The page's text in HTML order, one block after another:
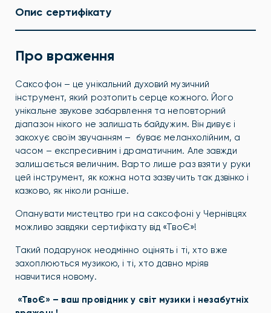
Опис сертифікату
Про враження
Саксофон – це унікальний духовий музичний
інструмент, який розтопить серце кожного. Його
унікальне звукове забарвлення та неповторний
діапазон нікого не залишать байдужим. Він дивує і
закохує своїм звучанням – буває меланхолійним, а
часом – експресивним і драматичним. Але завжди
залишається величним. Варто лише раз взяти у руки
цей інструмент, як кожна нота зазвучить так дзвінко і
казково, як ніколи раніше.
Опанувати мистецтво гри на саксофоні у Чернівцях
можливо завдяки сертифікату від «ТвоЄ»!
Такий подарунок неодмінно оцінять і ті, хто вже
захоплюються музикою, і ті, хто давно мріяв
навчитися новому.
«ТвоЄ» – ваш провідник у світ музики і незабутніх